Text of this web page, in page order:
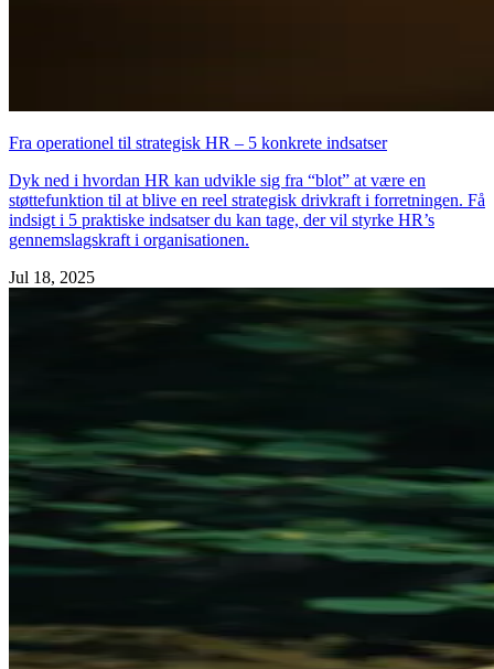
Fra operationel til strategisk HR – 5 konkrete indsatser
Dyk ned i hvordan HR kan udvikle sig fra “blot” at være en
støttefunktion til at blive en reel strategisk drivkraft i forretningen. Få
indsigt i 5 praktiske indsatser du kan tage, der vil styrke HR’s
gennemslagskraft i organisationen.
Jul 18, 2025